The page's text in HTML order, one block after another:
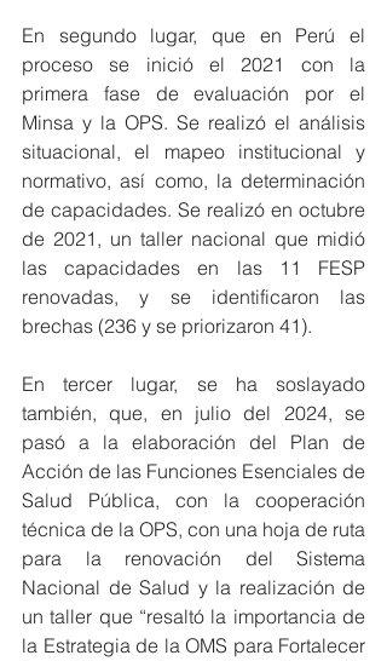
En segundo lugar, que en Perú el
proceso se inició el 2021 con la
primera fase de evaluación por el
Minsa y la OPS. Se realizó el análisis
situacional, el mapeo institucional y
normativo, así como, la determinación
de capacidades. Se realizó en octubre
de 2021, un taller nacional que midió
las capacidades en las 11 FESP
renovadas, y se identificaron las
brechas (236 y se priorizaron 41).
En tercer lugar, se ha soslayado
también, que, en julio del 2024, se
pasó a la elaboración del Plan de
Acción de las Funciones Esenciales de
Salud Pública, con la cooperación
técnica de la OPS, con una hoja de ruta
para la renovación del Sistema
Nacional de Salud y la realización de
un taller que “resaltó la importancia de
la Estrategia de la OMS para Fortalecer